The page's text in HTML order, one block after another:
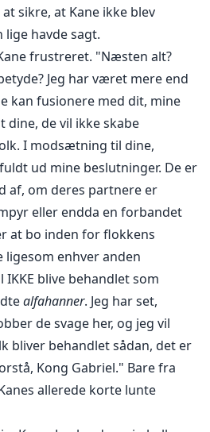
sikre, at Kane ikke blev
lige havde sagt.
frustreret. "Næsten alt?
Jeg har været mere end
kan fusionere med dit, mine
de vil ikke skabe
I modsætning til dine,
ud mine beslutninger. De er
af, om deres partnere er
eller endda en forbandet
at bo inden for flokkens
enhver anden
blive behandlet som
alfahanner. Jeg har set,
de svage her, og jeg vil
bliver behandlet sådan, det er
Kong Gabriel." Bare fra
allerede korte lunte